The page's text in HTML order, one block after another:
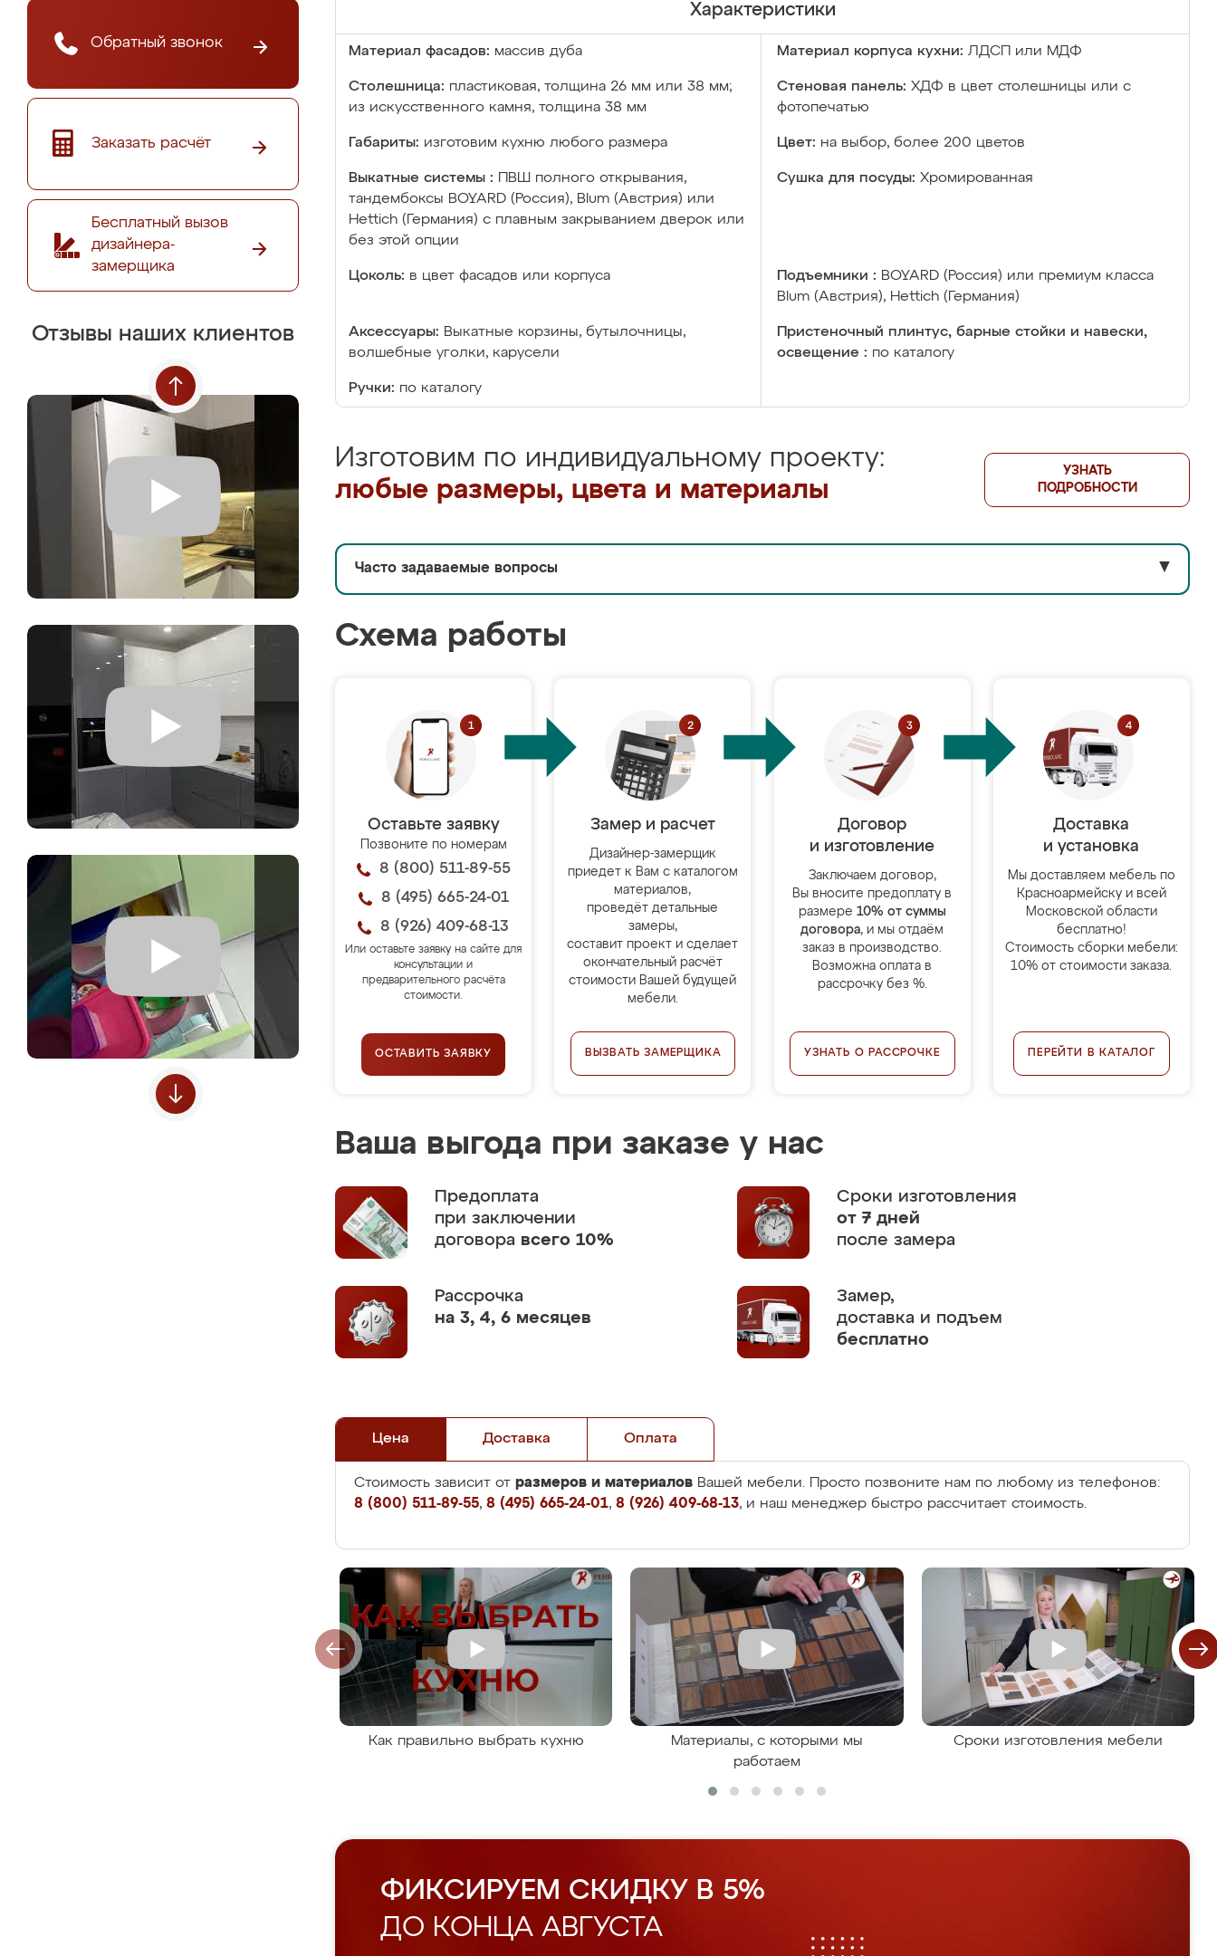
Обратный звонок
Заказать расчёт
Бесплатный вызов
дизайнера-
замерщика
Отзывы наших клиентов
Характеристики
Материал фасадов: массив дуба Материал корпуса кухни: ЛДСП или МДФ
Столешница: пластиковая, толщина 26 мм или 38 мм;
из искусственного камня, толщина 38 мм
Стеновая панель: ХДФ в цвет столешницы или с
фотопечатью
Габариты: изготовим кухню любого размера Цвет: на выбор, более 200 цветов
Выкатные системы :
ПВШ полного открывания,
тандембоксы BOYARD (Россия), Blum (Австрия) или
Hettich (Германия) с плавным закрыванием дверок или
без этой опции
Сушка для посуды: Хромированная
Цоколь: в цвет фасадов или корпуса Подъемники : BOYARD (Россия) или премиум класса
Blum (Австрия), Hettich (Германия)
Аксессуары: Выкатные корзины, бутылочницы,
волшебные уголки, карусели
Пристеночный плинтус, барные стойки и навески,
освещение : по каталогу
Ручки: по каталогу
Изготовим по индивидуальному проекту:
любые размеры, цвета и материалы
УЗНАТЬ
ПОДРОБНОСТИ
Часто задаваемые вопросы ▼
Схема работы
Оставьте заявку
Позвоните по номерам
8 (800) 511-89-55
8 (495) 665-24-01
8 (926) 409-68-13
Или оставьте заявку на сайте для
консультации и
предварительного расчёта
стоимости.
ОСТАВИТЬ ЗАЯВКУ
Замер и расчет
Дизайнер-замерщик
приедет к Вам с каталогом
материалов,
проведёт детальные
замеры,
составит проект и сделает
окончательный расчёт
стоимости Вашей будущей
мебели.
ВЫЗВАТЬ ЗАМЕРЩИКА
Договор
и изготовление
Заключаем договор,
Вы вносите предоплату в
размере 10% от суммы
договора, и мы отдаём
заказ в производство.
Возможна оплата в
рассрочку без %.
УЗНАТЬ О РАССРОЧКЕ
Доставка
и установка
Мы доставляем мебель по
Красноармейску и всей
Московской области
бесплатно!
Стоимость сборки мебели:
10% от стоимости заказа.
ПЕРЕЙТИ В КАТАЛОГ
Ваша выгода при заказе у нас
Предоплата
при заключении
договора всего 10%
Сроки изготовления
от 7 дней
после замера
Рассрочка
на 3, 4, 6 месяцев
Замер,
доставка и подъем
бесплатно
Цена Доставка Оплата
Стоимость зависит от размеров и материалов Вашей мебели. Просто позвоните нам по любому из телефонов:
8 (800) 511-89-55, 8 (495) 665-24-01, 8 (926) 409-68-13, и наш менеджер быстро рассчитает стоимость.
Как правильно выбрать кухню
Материалы, с которыми мы
работаем
Сроки изготовления мебели
ФИКСИРУЕМ СКИДКУ В 5%
ДО КОНЦА АВГУСТА